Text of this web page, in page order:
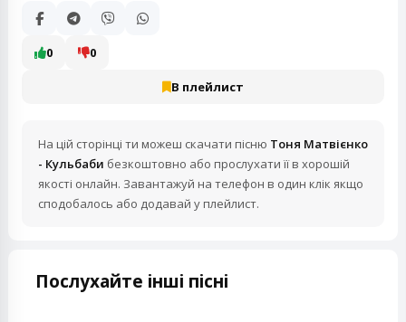
0 0
В плейлист
На цій сторінці ти можеш скачати пісню Тоня Матвієнко
- Кульбаби безкоштовно або прослухати її в хорошій
якості онлайн. Завантажуй на телефон в один клік якщо
сподобалось або додавай у плейлист.
Послухайте інші пісні